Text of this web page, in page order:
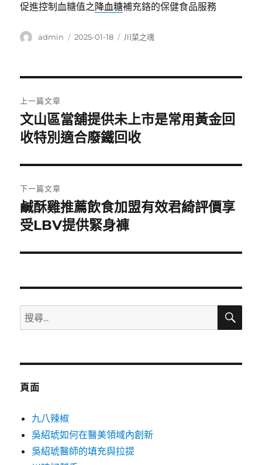
促進控制血糖值之降血糖補充鉻的保健食品服務
作
admin
發
2025-01-18
分
川菜之魂
章
導
覽
上一篇文章
上
一
文
章:
文山區當舖提供未上市是常用黃金回
收特別適合廢鐵回收
下一篇文章
下
一
文
鹹酥雞推薦飲食加盟有效君綺評價享
受LBV提供緊身褲
搜
尋
鍵
搜
頁面
九八辣椒
吳紹琥如何在醫美領域內創新
吳紹琥醫師的填充與拉提